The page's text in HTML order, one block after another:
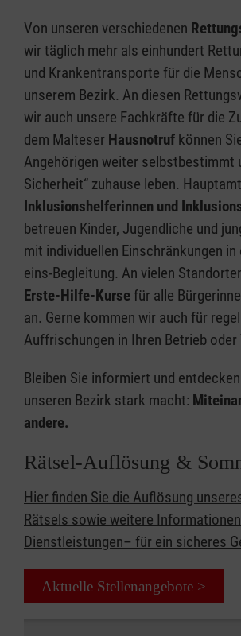
Von unseren verschiedenen
wir täglich mehr als einhundert
und Krankentransporte für die
unserem Bezirk. An diesen
wir auch unsere Fachkräfte für die
dem Malteser Hausnotruf können
Angehörigen weiter selbstbestimmt
Sicherheit“ zuhause leben.
Inklusionshelferinnen und
betreuen Kinder, Jugendliche und
mit individuellen Einschränkungen in
eins-Begleitung. An vielen
Erste-Hilfe-Kurse für alle
an. Gerne kommen wir auch für
Auffrischungen in Ihren Betrieb oder
Bleiben Sie informiert und
unseren Bezirk stark macht:
andere.
Rätsel-Auflösung &
Hier finden Sie die Auflösung
Rätsels sowie weitere
Dienstleistungen– für ein sicheres
Aktuelle Stellenangebote >